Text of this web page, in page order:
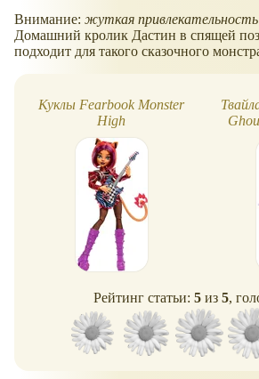
​Внимание: жуткая
Домашний кролик Дастин в спящей
подходит для такого сказочного
Куклы Fearbook Monster
High
Рейтинг статьи: 5 из 5,